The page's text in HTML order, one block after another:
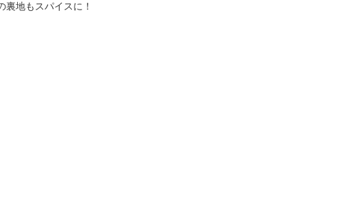
地もスパイスに！